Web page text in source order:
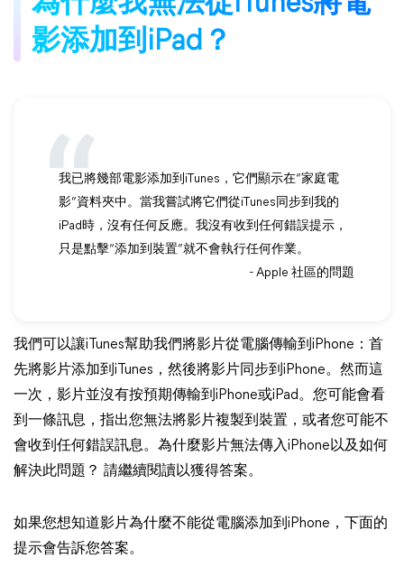
影添加到iPad？
我已將幾部電影添加到iTunes，它們顯示在“家庭電
影”資料夾中。當我嘗試將它們從iTunes同步到我的
iPad時，沒有任何反應。我沒有收到任何錯誤提示，
只是點擊“添加到裝置”就不會執行任何作業。
- Apple 社區的問題
我們可以讓iTunes幫助我們將影片從電腦傳輸到iPhone：首
先將影片添加到iTunes，然後將影片同步到iPhone。然而這
一次，影片並沒有按預期傳輸到iPhone或iPad。您可能會看
到一條訊息，指出您無法將影片複製到裝置，或者您可能不
會收到任何錯誤訊息。為什麼影片無法傳入iPhone以及如何
解決此問題？ 請繼續閱讀以獲得答案。
如果您想知道影片為什麼不能從電腦添加到iPhone，下面的
提示會告訴您答案。